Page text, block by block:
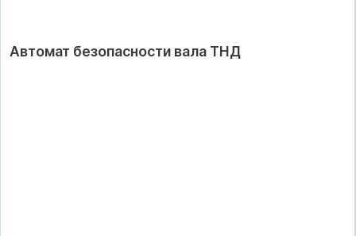
Автомат безопасности вала ТНД